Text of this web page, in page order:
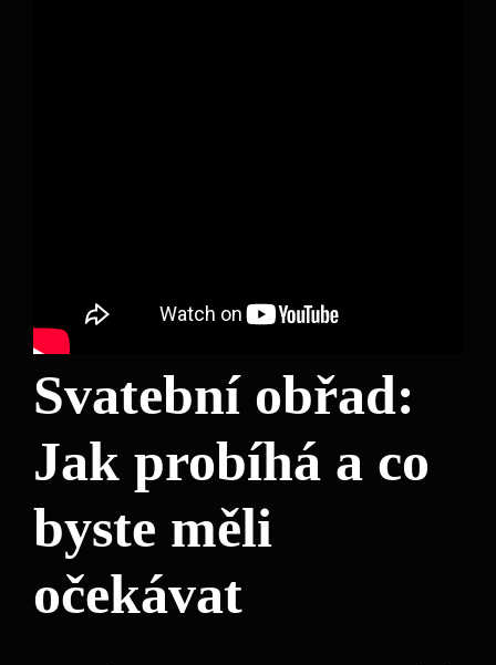
Svatební obřad:
Jak probíhá a co
byste měli
očekávat